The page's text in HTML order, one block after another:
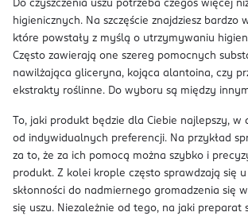
Do czyszczenia uszu potrzeba czegoś więcej
higienicznych. Na szczęście znajdziesz bardzo
które powstały z myślą o utrzymywaniu
Często zawierają one szereg pomocnych
nawilżająca gliceryna, kojąca alantoina, czy
ekstrakty roślinne. Do wyboru są między
To, jaki produkt będzie dla Ciebie najlepszy, w
od indywidualnych preferencji. Na przykład
za to, że za ich pomocą można szybko i
produkt. Z kolei krople często sprawdzają się
skłonności do nadmiernego gromadzenia się
się uszu. Niezależnie od tego, na jaki preparat